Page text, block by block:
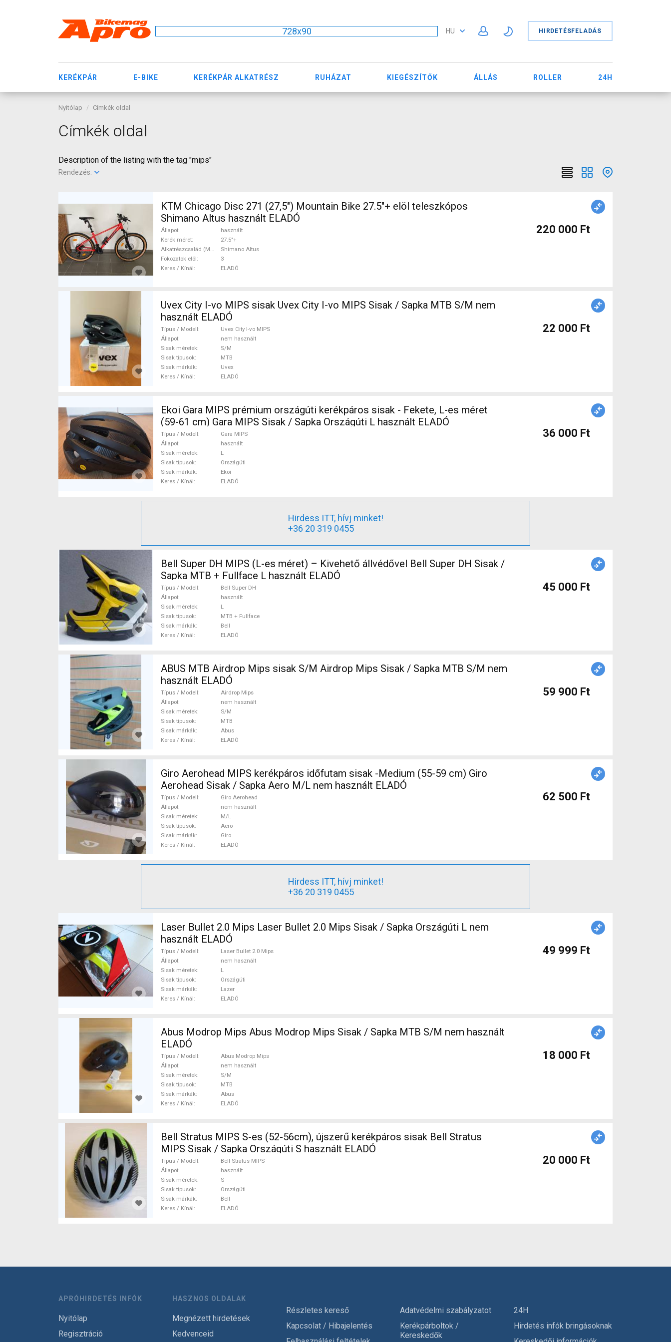
728x90 HU HIRDETÉSFELADÁS
KERÉKPÁR E-BIKE KERÉKPÁR ALKATRÉSZ RUHÁZAT KIEGÉSZÍTŐK ÁLLÁS ROLLER 24H
Nyitólap Címkék oldal
Címkék oldal
Description of the listing with the tag "mips"
Rendezés:
KTM Chicago Disc 271 (27,5") Mountain Bike 27.5"+ elöl teleszkópos
Shimano Altus használt ELADÓ
Állapot
használt
Kerék méret
27.5"+
Alkatrészcsalád (MTB)
Shimano Altus
Fokozatok elöl
3
Keres / Kínál
ELADÓ
220 000 Ft
Uvex City I-vo MIPS sisak Uvex City I-vo MIPS Sisak / Sapka MTB S/M nem
használt ELADÓ
Típus / Modell
Uvex City I-vo MIPS
Állapot
nem használt
Sisak méretek
S/M
Sisak típusok
MTB
Sisak márkák
Uvex
Keres / Kínál
ELADÓ
22 000 Ft
Ekoi Gara MIPS prémium országúti kerékpáros sisak - Fekete, L-es méret
(59-61 cm) Gara MIPS Sisak / Sapka Országúti L használt ELADÓ
Típus / Modell
Gara MIPS
Állapot
használt
Sisak méretek
L
Sisak típusok
Országúti
Sisak márkák
Ekoi
Keres / Kínál
ELADÓ
36 000 Ft
Hirdess ITT, hívj minket!
+36 20 319 0455
Bell Super DH MIPS (L-es méret) – Kivehető állvédővel Bell Super DH Sisak /
Sapka MTB + Fullface L használt ELADÓ
Típus / Modell
Bell Super DH
Állapot
használt
Sisak méretek
L
Sisak típusok
MTB + Fullface
Sisak márkák
Bell
Keres / Kínál
ELADÓ
45 000 Ft
ABUS MTB Airdrop Mips sisak S/M Airdrop Mips Sisak / Sapka MTB S/M nem
használt ELADÓ
Típus / Modell
Airdrop Mips
Állapot
nem használt
Sisak méretek
S/M
Sisak típusok
MTB
Sisak márkák
Abus
Keres / Kínál
ELADÓ
59 900 Ft
Giro Aerohead MIPS kerékpáros időfutam sisak -Medium (55-59 cm) Giro
Aerohead Sisak / Sapka Aero M/L nem használt ELADÓ
Típus / Modell
Giro Aerohead
Állapot
nem használt
Sisak méretek
M/L
Sisak típusok
Aero
Sisak márkák
Giro
Keres / Kínál
ELADÓ
62 500 Ft
Hirdess ITT, hívj minket!
+36 20 319 0455
Laser Bullet 2.0 Mips Laser Bullet 2.0 Mips Sisak / Sapka Országúti L nem
használt ELADÓ
Típus / Modell
Laser Bullet 2.0 Mips
Állapot
nem használt
Sisak méretek
L
Sisak típusok
Országúti
Sisak márkák
Lazer
Keres / Kínál
ELADÓ
49 999 Ft
Abus Modrop Mips Abus Modrop Mips Sisak / Sapka MTB S/M nem használt
ELADÓ
Típus / Modell
Abus Modrop Mips
Állapot
nem használt
Sisak méretek
S/M
Sisak típusok
MTB
Sisak márkák
Abus
Keres / Kínál
ELADÓ
18 000 Ft
Bell Stratus MIPS S-es (52-56cm), újszerű kerékpáros sisak Bell Stratus
MIPS Sisak / Sapka Országúti S használt ELADÓ
Típus / Modell
Bell Stratus MIPS
Állapot
használt
Sisak méretek
S
Sisak típusok
Országúti
Sisak márkák
Bell
Keres / Kínál
ELADÓ
20 000 Ft
APRÓHIRDETÉS INFÓK
Nyitólap
Regisztráció
HASZNOS OLDALAK
Megnézett hirdetések
Kedvenceid
Részletes kereső
Kapcsolat / Hibajelentés
Adatvédelmi szabályzatot
Kerékpárboltok /
Kereskedők
24H
Hirdetés infók bringásoknak